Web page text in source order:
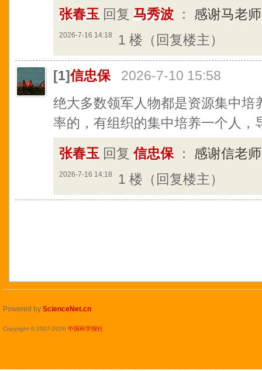
张春玉 回复 马秀波 ： 感谢马老
2026-7-16 14:18 1 楼（回复楼主）
[1]信忠保
2026-7-10 15:58
绝大多数领军人物都是资源集中
率的，有组织的集中培养一个人
张春玉 回复信忠保 ： 感谢信老
2026-7-16 14:18 1 楼（回复楼主）
Powered by ScienceNet.cn
Copyright © 2007-2026 中国科学报社